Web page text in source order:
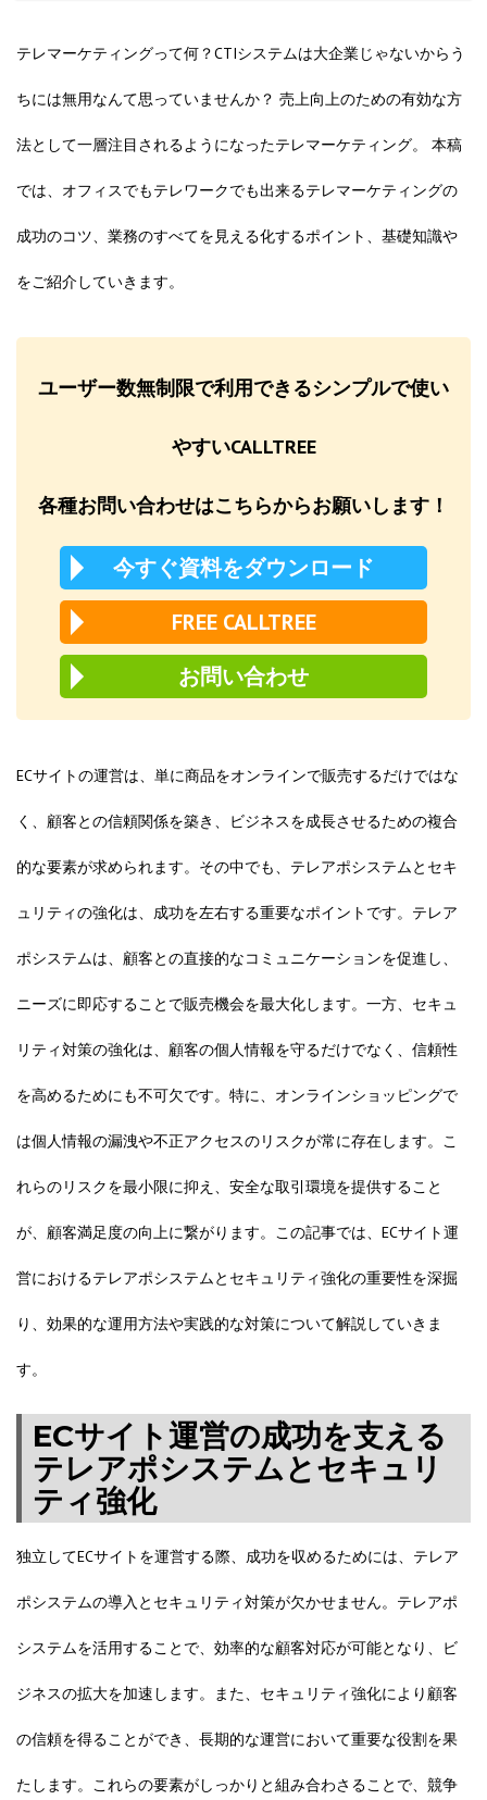
テレマーケティングって何？CTIシステムは大企業じゃないからう
ちには無用なんて思っていませんか？ 売上向上のための有効な方
法として一層注目されるようになったテレマーケティング。 本稿
では、オフィスでもテレワークでも出来るテレマーケティングの
成功のコツ、業務のすべてを見える化するポイント、基礎知識や
をご紹介していきます。
ユーザー数無制限で利用できるシンプルで使い
やすいCALLTREE
各種お問い合わせはこちらからお願いします！
今すぐ資料をダウンロード
FREE CALLTREE
お問い合わせ
ECサイトの運営は、単に商品をオンラインで販売するだけではな
く、顧客との信頼関係を築き、ビジネスを成長させるための複合
的な要素が求められます。その中でも、テレアポシステムとセキ
ュリティの強化は、成功を左右する重要なポイントです。テレア
ポシステムは、顧客との直接的なコミュニケーションを促進し、
ニーズに即応することで販売機会を最大化します。一方、セキュ
リティ対策の強化は、顧客の個人情報を守るだけでなく、信頼性
を高めるためにも不可欠です。特に、オンラインショッピングで
は個人情報の漏洩や不正アクセスのリスクが常に存在します。こ
れらのリスクを最小限に抑え、安全な取引環境を提供すること
が、顧客満足度の向上に繋がります。この記事では、ECサイト運
営におけるテレアポシステムとセキュリティ強化の重要性を深掘
り、効果的な運用方法や実践的な対策について解説していきま
す。
ECサイト運営の成功を支える
テレアポシステムとセキュリ
ティ強化
独立してECサイトを運営する際、成功を収めるためには、テレア
ポシステムの導入とセキュリティ対策が欠かせません。テレアポ
システムを活用することで、効率的な顧客対応が可能となり、ビ
ジネスの拡大を加速します。また、セキュリティ強化により顧客
の信頼を得ることができ、長期的な運営において重要な役割を果
たします。これらの要素がしっかりと組み合わさることで、競争